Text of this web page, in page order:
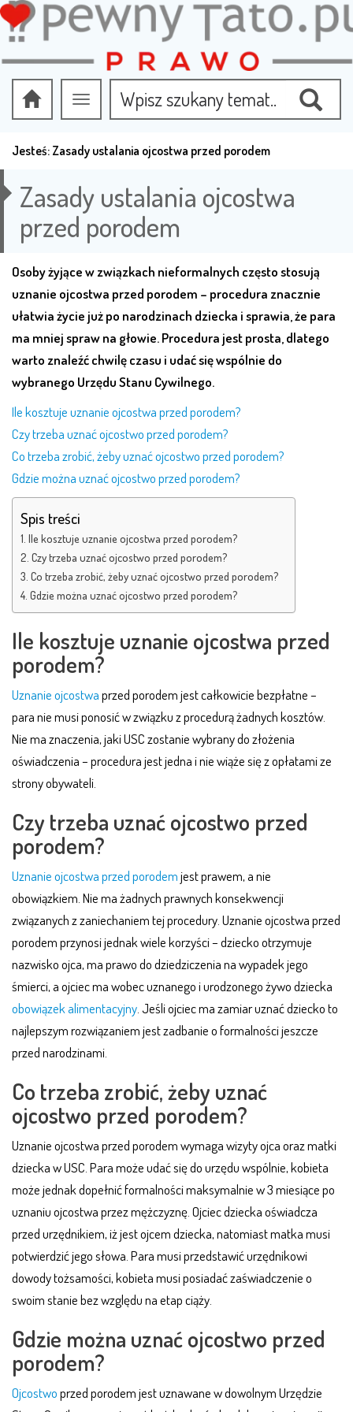
Przełącz
nawigację
Jesteś: Zasady ustalania ojcostwa przed porodem
Zasady ustalania ojcostwa
przed porodem
Osoby żyjące w związkach nieformalnych często stosują
uznanie ojcostwa przed porodem – procedura znacznie
ułatwia życie już po narodzinach dziecka i sprawia, że para
ma mniej spraw na głowie. Procedura jest prosta, dlatego
warto znaleźć chwilę czasu i udać się wspólnie do
wybranego Urzędu Stanu Cywilnego.
Ile kosztuje uznanie ojcostwa przed porodem?
Czy trzeba uznać ojcostwo przed porodem?
Co trzeba zrobić, żeby uznać ojcostwo przed porodem?
Gdzie można uznać ojcostwo przed porodem?
Spis treści
Ile kosztuje uznanie ojcostwa przed porodem?
Czy trzeba uznać ojcostwo przed porodem?
Co trzeba zrobić, żeby uznać ojcostwo przed porodem?
Gdzie można uznać ojcostwo przed porodem?
Ile kosztuje uznanie ojcostwa przed
porodem?
Uznanie ojcostwaprzed porodem jest całkowicie bezpłatne –
para nie musi ponosić w związku z procedurą żadnych kosztów.
Nie ma znaczenia, jaki USC zostanie wybrany do złożenia
oświadczenia – procedura jest jedna i nie wiąże się z opłatami ze
strony obywateli.
Czy trzeba uznać ojcostwo przed
porodem?
Uznanie ojcostwa przed porodemjest prawem, a nie
obowiązkiem. Nie ma żadnych prawnych konsekwencji
związanych z zaniechaniem tej procedury. Uznanie ojcostwa przed
porodem przynosi jednak wiele korzyści – dziecko otrzymuje
nazwisko ojca, ma prawo do dziedziczenia na wypadek jego
śmierci, a ojciec ma wobec uznanego i urodzonego żywo dziecka
obowiązek alimentacyjny . Jeśli ojciec ma zamiar uznać dziecko to
najlepszym rozwiązaniem jest zadbanie o formalności jeszcze
przed narodzinami.
Co trzeba zrobić, żeby uznać
ojcostwo przed porodem?
Uznanie ojcostwa przed porodem wymaga wizyty ojca oraz matki
dziecka w USC. Para może udać się do urzędu wspólnie, kobieta
może jednak dopełnić formalności maksymalnie w 3 miesiące po
uznaniu ojcostwa przez mężczyznę. Ojciec dziecka oświadcza
przed urzędnikiem, iż jest ojcem dziecka, natomiast matka musi
potwierdzić jego słowa. Para musi przedstawić urzędnikowi
dowody tożsamości, kobieta musi posiadać zaświadczenie o
swoim stanie bez względu na etap ciąży.
Gdzie można uznać ojcostwo przed
porodem?
Ojcostwoprzed porodem jest uznawane w dowolnym Urzędzie